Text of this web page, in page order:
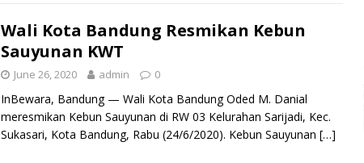
Wali Kota Bandung Resmikan Kebun
Sauyunan KWT
June 26, 2020 admin 0
InBewara, Bandung — Wali Kota Bandung Oded M. Danial
meresmikan Kebun Sauyunan di RW 03 Kelurahan Sarijadi, Kec.
Sukasari, Kota Bandung, Rabu (24/6/2020). Kebun Sauyunan […]